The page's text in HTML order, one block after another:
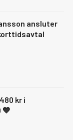
ansluter
kr i
💙